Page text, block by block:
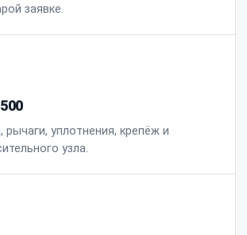
заявке.
рычаги, уплотнения, крепёж и
узла.